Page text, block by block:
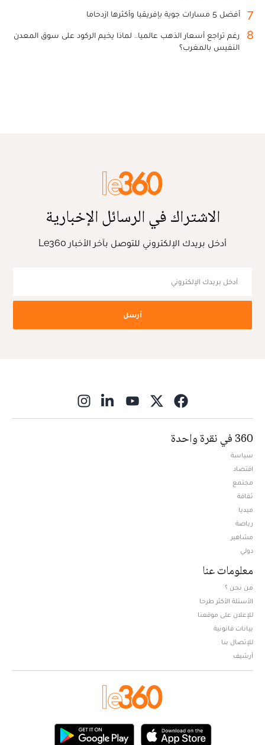
7 أفضل 5 مسارات جوية بإفريقيا وأكثرها ازدحاما
8
رغم تراجع أسعار الذهب عالميا.. لماذا يخيم الركود على سوق المعدن
النفيس بالمغرب؟
الاشتراك في الرسائل الإخبارية
أدخل بريدك الإلكتروني للتوصل بآخر الأخبار Le360
أرسل
360 في نقرة واحدة
سياسة
اقتصاد
مجتمع
ثقافة
ميديا
رياضة
مشاهير
دولي
معلومات عنا
من نحن ؟
الأسئلة الأكثر طرحا
للإعلان على موقعنا
بيانات قانونية
للإتصال بنا
أرشيف